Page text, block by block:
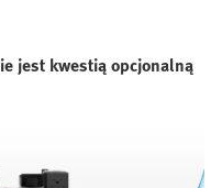
jest kwestią opcjonalną